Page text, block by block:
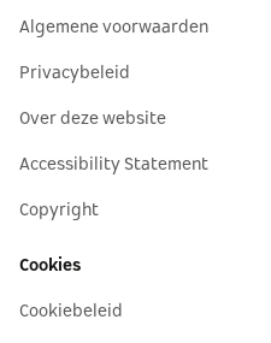
Algemene voorwaarden
Privacybeleid
Over deze website
Accessibility Statement
Copyright
Cookies
Cookiebeleid